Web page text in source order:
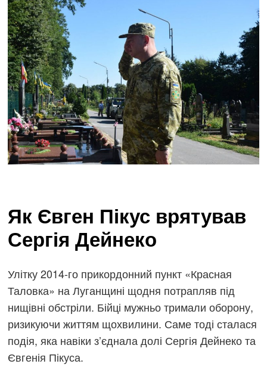
Як Євген Пікус врятував
Сергія Дейнеко
Улітку 2014-го прикордонний пункт «Красная
Таловка» на Луганщині щодня потрапляв під
нищівні обстріли. Бійці мужньо тримали оборону,
ризикуючи життям щохвилини. Саме тоді сталася
подія, яка навіки з’єднала долі Сергія Дейнеко та
Євгенія Пікуса.